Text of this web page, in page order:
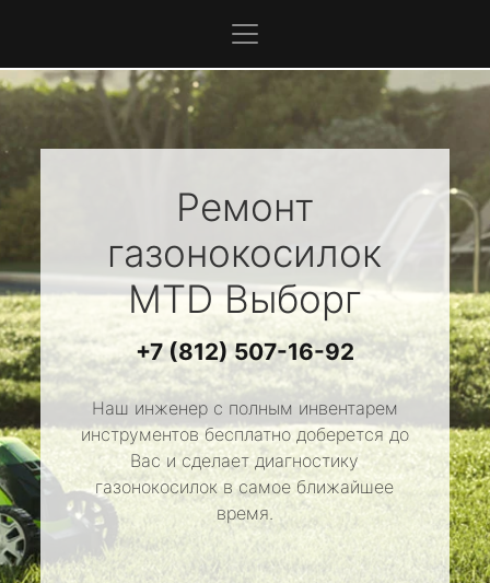
Ремонт
газонокосилок
MTDВыборг
+7 (812) 507-16-92
Наш инженер с полным инвентарем
инструментов бесплатно доберется до
Вас и сделает диагностику
газонокосилок в самое ближайшее
время.